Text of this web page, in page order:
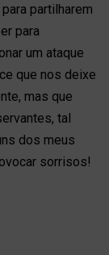
partilharem
para
um ataque
que nos deixe
mas que
tal
dos meus
sorrisos!